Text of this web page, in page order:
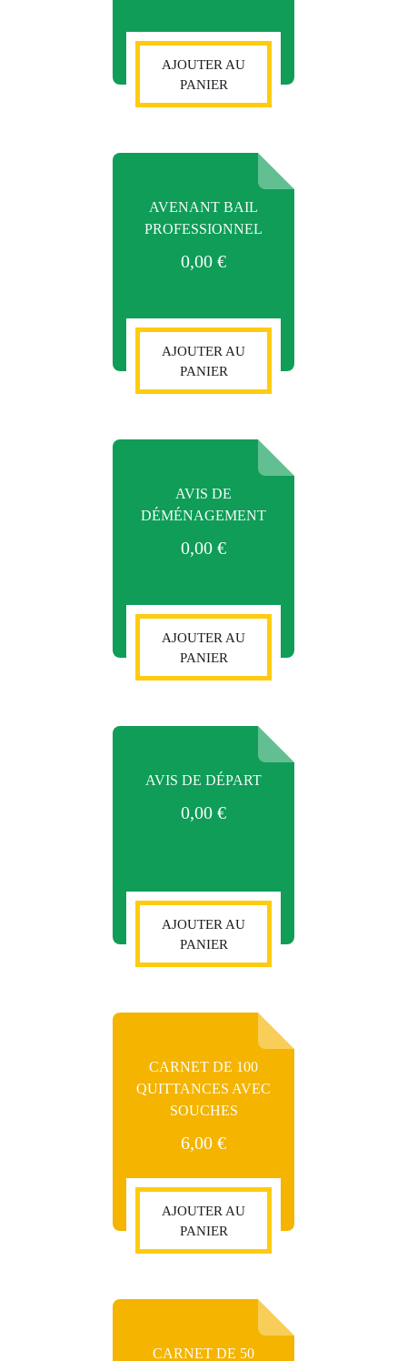
AJOUTER AU
PANIER
AVENANT BAIL
PROFESSIONNEL
0,00 €
AJOUTER AU
PANIER
AVIS DE
DÉMÉNAGEMENT
0,00 €
AJOUTER AU
PANIER
AVIS DE DÉPART
0,00 €
AJOUTER AU
PANIER
CARNET DE 100
QUITTANCES AVEC
SOUCHES
6,00 €
AJOUTER AU
PANIER
CARNET DE 50